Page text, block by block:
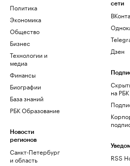
Политика
Экономика
Общество
Бизнес
Технологии и
медиа
Финансы
Биографии
База знаний
РБК Образование
Новости
регионов
Санкт-Петербург
и область
сети
Дзен
на РБК
RSS